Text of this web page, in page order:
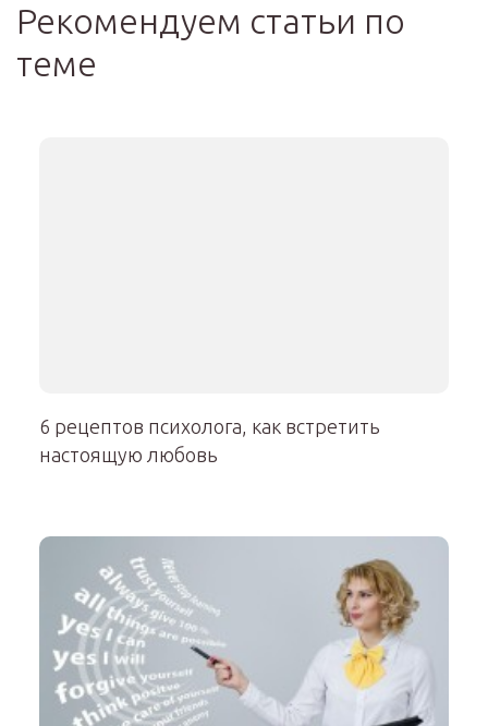
Рекомендуем статьи по
теме
6 рецептов психолога, как встретить
настоящую любовь